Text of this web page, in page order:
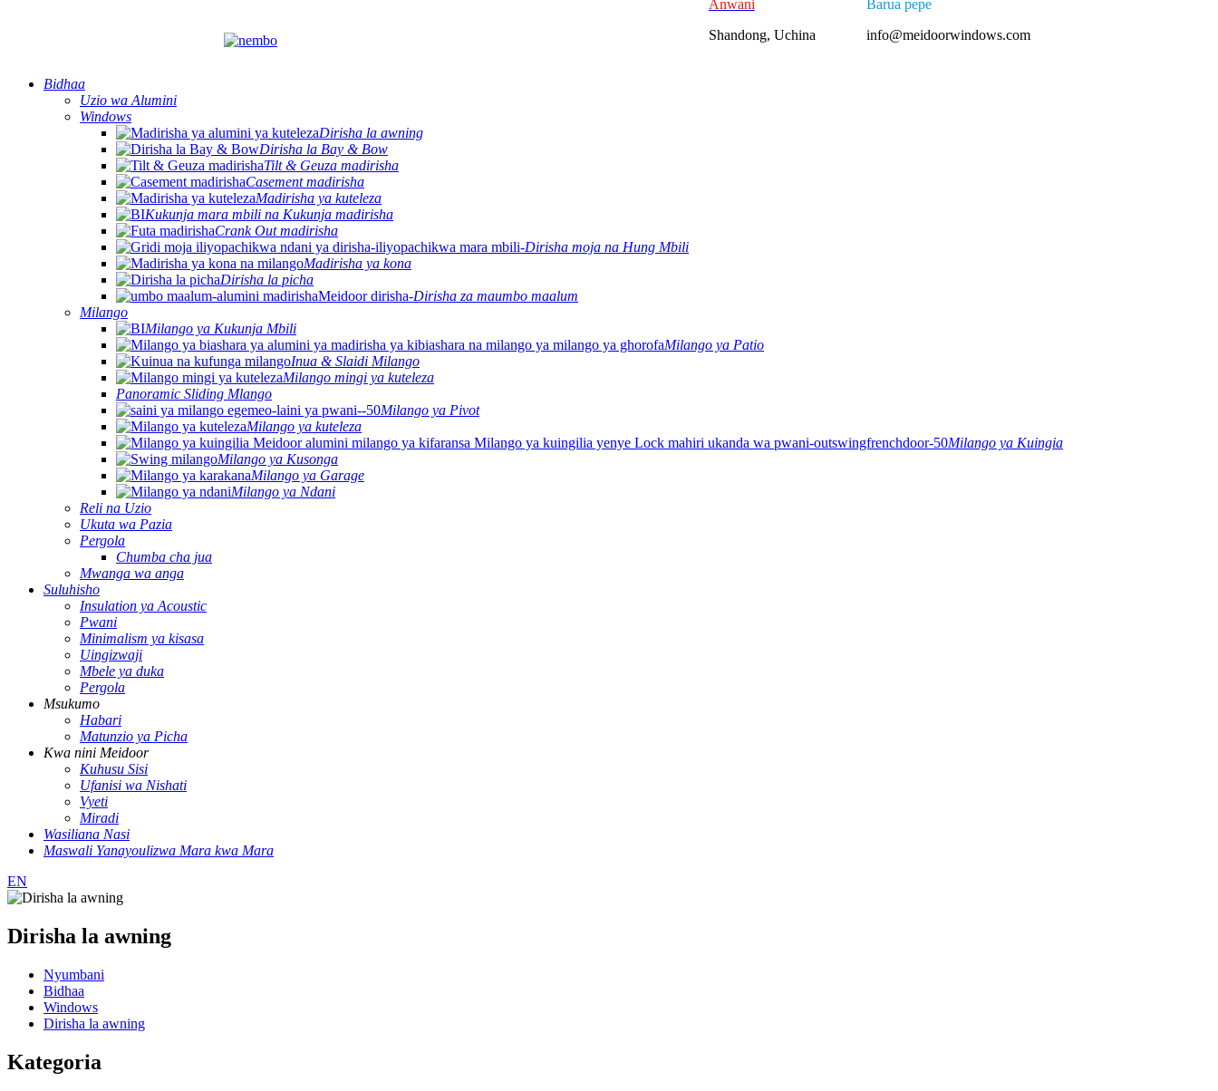
Anwani
Shandong, Uchina
Barua pepe
info@meidoorwindows.com
Bidhaa
Uzio wa Alumini
Windows
Dirisha la awning
Dirisha la Bay & Bow
Tilt & Geuza madirisha
Casement madirisha
Madirisha ya kuteleza
Kukunja mara mbili na Kukunja madirisha
Crank Out madirisha
Dirisha moja na Hung Mbili
Madirisha ya kona
Dirisha la picha
Dirisha za maumbo maalum
Milango
Milango ya Kukunja Mbili
Milango ya Patio
Inua & Slaidi Milango
Milango mingi ya kuteleza
Panoramic Sliding Mlango
Milango ya Pivot
Milango ya kuteleza
Milango ya Kuingia
Milango ya Kusonga
Milango ya Garage
Milango ya Ndani
Reli na Uzio
Ukuta wa Pazia
Pergola
Chumba cha jua
Mwanga wa anga
Suluhisho
Insulation ya Acoustic
Pwani
Minimalism ya kisasa
Uingizwaji
Mbele ya duka
Pergola
Msukumo
Habari
Matunzio ya Picha
Kwa nini Meidoor
Kuhusu Sisi
Ufanisi wa Nishati
Vyeti
Miradi
Wasiliana Nasi
Maswali Yanayoulizwa Mara kwa Mara
EN
Dirisha la awning
Nyumbani
Bidhaa
Windows
Dirisha la awning
Kategoria